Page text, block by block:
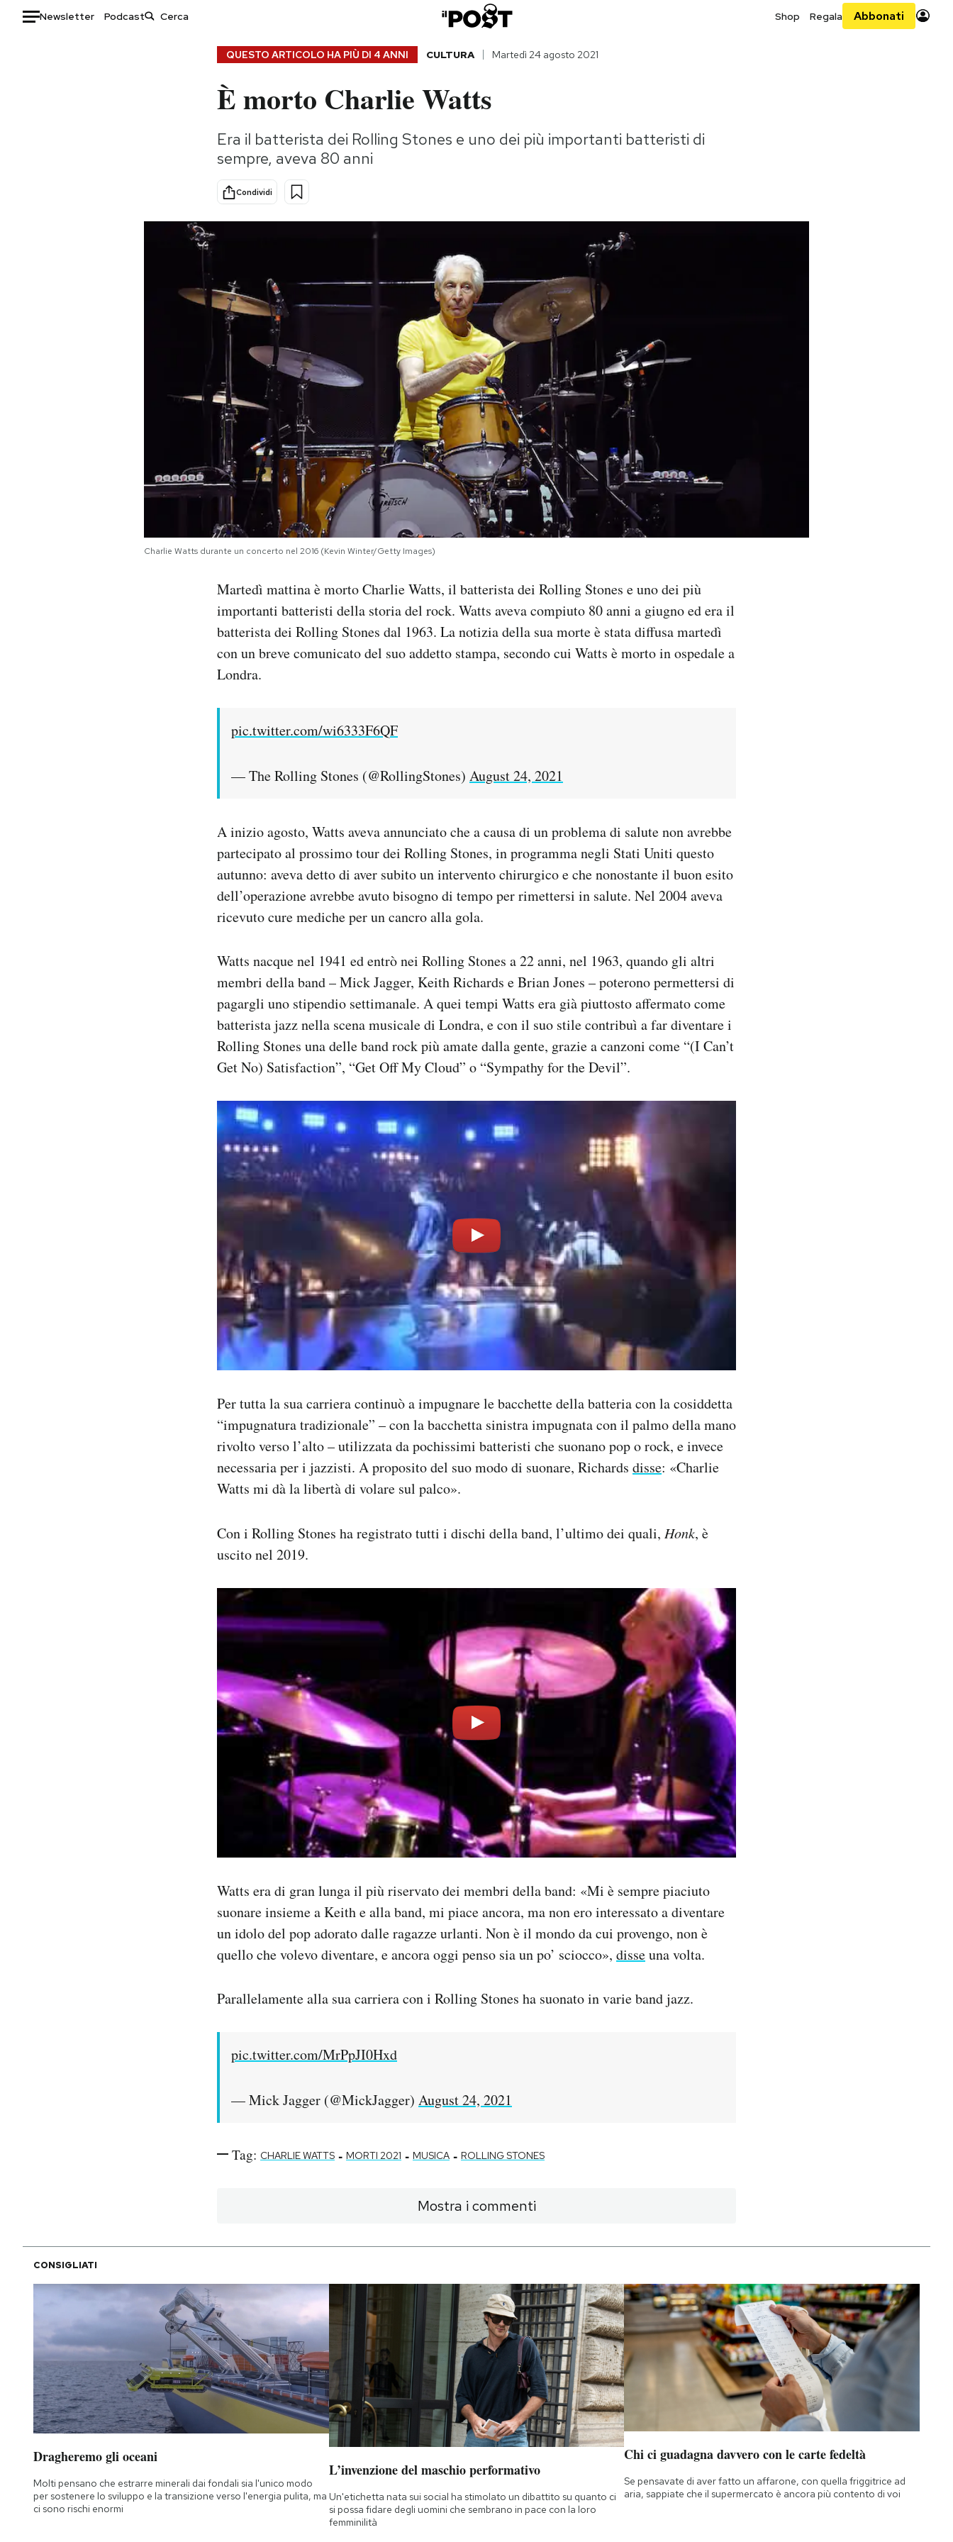
Newsletter Podcast Shop Regala Abbonati
Consumismi
Storie/Idee
Ok Boomer!
Media
Europa
Mondiali calcio 2026
QUESTO ARTICOLO HA PIÙ DI 4 ANNI CULTURA Martedì 24 agosto 2021
È morto Charlie Watts
Era il batterista dei Rolling Stones e uno dei più importanti batteristi di
sempre, aveva 80 anni
Condividi
Charlie Watts durante un concerto nel 2016 (Kevin Winter/Getty Images)
Martedì mattina è morto Charlie Watts, il batterista dei Rolling Stones e uno dei più
importanti batteristi della storia del rock. Watts aveva compiuto 80 anni a giugno ed era il
batterista dei Rolling Stones dal 1963. La notizia della sua morte è stata diffusa martedì
con un breve comunicato del suo addetto stampa, secondo cui Watts è morto in ospedale a
Londra.
pic.twitter.com/wi6333F6QF
— The Rolling Stones (@RollingStones) August 24, 2021
A inizio agosto, Watts aveva annunciato che a causa di un problema di salute non avrebbe
partecipato al prossimo tour dei Rolling Stones, in programma negli Stati Uniti questo
autunno: aveva detto di aver subito un intervento chirurgico e che nonostante il buon esito
dell’operazione avrebbe avuto bisogno di tempo per rimettersi in salute. Nel 2004 aveva
ricevuto cure mediche per un cancro alla gola.
Watts nacque nel 1941 ed entrò nei Rolling Stones a 22 anni, nel 1963, quando gli altri
membri della band – Mick Jagger, Keith Richards e Brian Jones – poterono permettersi di
pagargli uno stipendio settimanale. A quei tempi Watts era già piuttosto affermato come
batterista jazz nella scena musicale di Londra, e con il suo stile contribuì a far diventare i
Rolling Stones una delle band rock più amate dalla gente, grazie a canzoni come “(I Can’t
Get No) Satisfaction”, “Get Off My Cloud” o “Sympathy for the Devil”.
Per tutta la sua carriera continuò a impugnare le bacchette della batteria con la cosiddetta
“impugnatura tradizionale” – con la bacchetta sinistra impugnata con il palmo della mano
rivolto verso l’alto – utilizzata da pochissimi batteristi che suonano pop o rock, e invece
necessaria per i jazzisti. A proposito del suo modo di suonare, Richards disse: «Charlie
Watts mi dà la libertà di volare sul palco».
Con i Rolling Stones ha registrato tutti i dischi della band, l’ultimo dei quali, Honk, è
uscito nel 2019.
Watts era di gran lunga il più riservato dei membri della band: «Mi è sempre piaciuto
suonare insieme a Keith e alla band, mi piace ancora, ma non ero interessato a diventare
un idolo del pop adorato dalle ragazze urlanti. Non è il mondo da cui provengo, non è
quello che volevo diventare, e ancora oggi penso sia un po’ sciocco», disseuna volta.
Parallelamente alla sua carriera con i Rolling Stones ha suonato in varie band jazz.
pic.twitter.com/MrPpJI0Hxd
— Mick Jagger (@MickJagger) August 24, 2021
Tag: CHARLIE WATTS - MORTI 2021 - MUSICA - ROLLING STONES
Mostra i commenti
CONSIGLIATI
Dragheremo gli oceani
Molti pensano che estrarre minerali dai fondali sia l'unico modo
per sostenere lo sviluppo e la transizione verso l'energia pulita, ma
ci sono rischi enormi
L’invenzione del maschio performativo
Un'etichetta nata sui social ha stimolato un dibattito su quanto ci
si possa fidare degli uomini che sembrano in pace con la loro
femminilità
Chi ci guadagna davvero con le carte fedeltà
Se pensavate di aver fatto un affarone, con quella friggitrice ad
aria, sappiate che il supermercato è ancora più contento di voi